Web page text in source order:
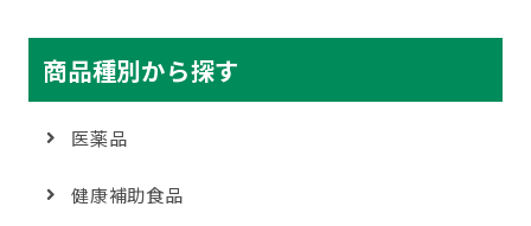
商品種別から探す
医薬品
健康補助食品